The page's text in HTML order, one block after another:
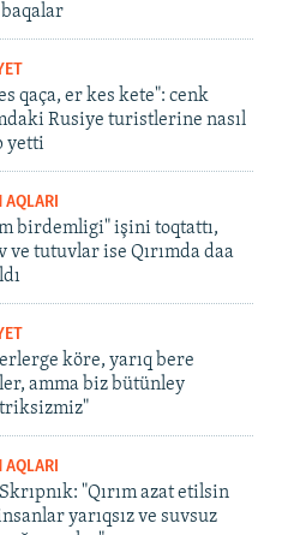
baqalar
qaça, er kes kete": cenk
Rusiye turistlerine nasıl
yetti
AQLARI
birdemligi" işini toqtattı,
ve tutuvlar ise Qırımda daa
köre, yarıq bere
amma biz bütünley
AQLARI
"Qırım azat etilsin
yarıqsız ve suvsuz